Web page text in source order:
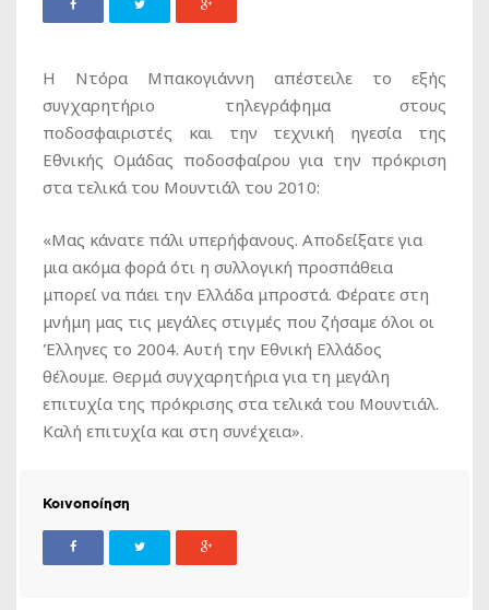
Η Ντόρα Μπακογιάννη απέστειλε το εξής
συγχαρητήριο τηλεγράφημα στους
ποδοσφαιριστές και την τεχνική ηγεσία της
Εθνικής Oμάδας ποδοσφαίρου για την πρόκριση
στα τελικά του Μουντιάλ του 2010:
«Μας κάνατε πάλι υπερήφανους. Αποδείξατε για
μια ακόμα φορά ότι η συλλογική προσπάθεια
μπορεί να πάει την Ελλάδα μπροστά. Φέρατε στη
μνήμη μας τις μεγάλες στιγμές που ζήσαμε όλοι οι
Έλληνες το 2004. Αυτή την Εθνική Ελλάδος
θέλουμε. Θερμά συγχαρητήρια για τη μεγάλη
επιτυχία της πρόκρισης στα τελικά του Μουντιάλ.
Καλή επιτυχία και στη συνέχεια».
Κοινοποίηση